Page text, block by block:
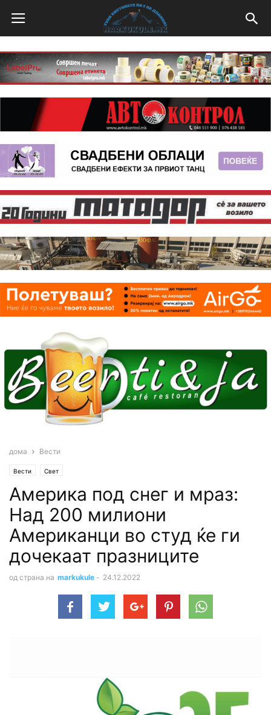
дома Вести
Вести Свет
Aмерика под снег и мраз:
Над 200 милиони
Американци во студ ќе ги
дочекаат празниците
од страна на markukule - 24.12.2022